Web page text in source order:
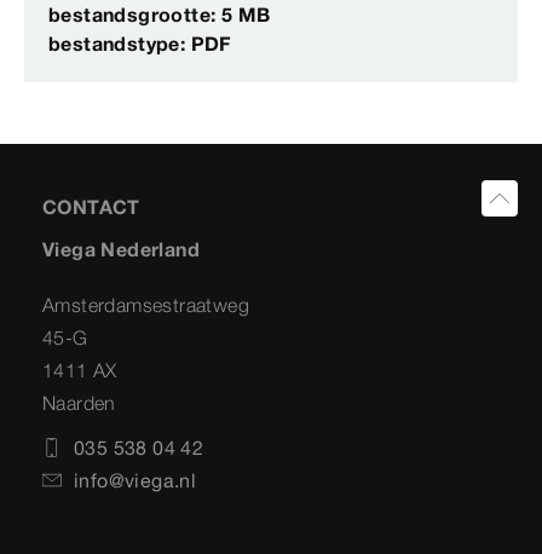
bestandsgrootte: 5 MB
bestandstype: PDF
CONTACT
Viega Nederland
Amsterdamsestraatweg
45-G
1411 AX
Naarden
035 538 04 42
info@viega.nl